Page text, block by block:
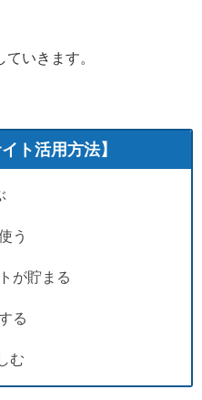
いきます。
ト活用方法】
う
が貯まる
る
む